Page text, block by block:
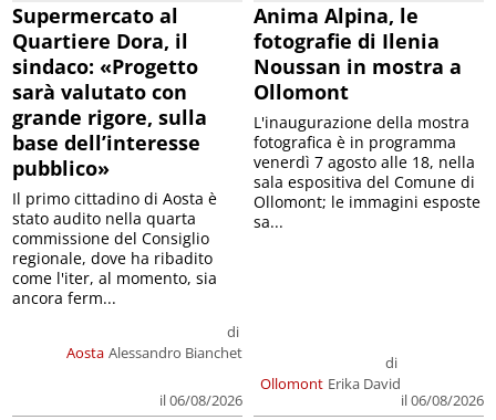
Supermercato al
Quartiere Dora, il
sindaco: «Progetto
sarà valutato con
grande rigore, sulla
base dell’interesse
pubblico»
Aosta
di
Alessandro Bianchet
il 06/08/2026
Il primo cittadino di Aosta è
stato audito nella quarta
commissione del Consiglio
regionale, dove ha ribadito
come l'iter, al momento, sia
ancora ferm...
Anima Alpina, le
fotografie di Ilenia
Noussan in mostra a
Ollomont
Ollomont
di
Erika David
il 06/08/2026
L'inaugurazione della mostra
fotografica è in programma
venerdì 7 agosto alle 18, nella
sala espositiva del Comune di
Ollomont; le immagini esposte
sa...